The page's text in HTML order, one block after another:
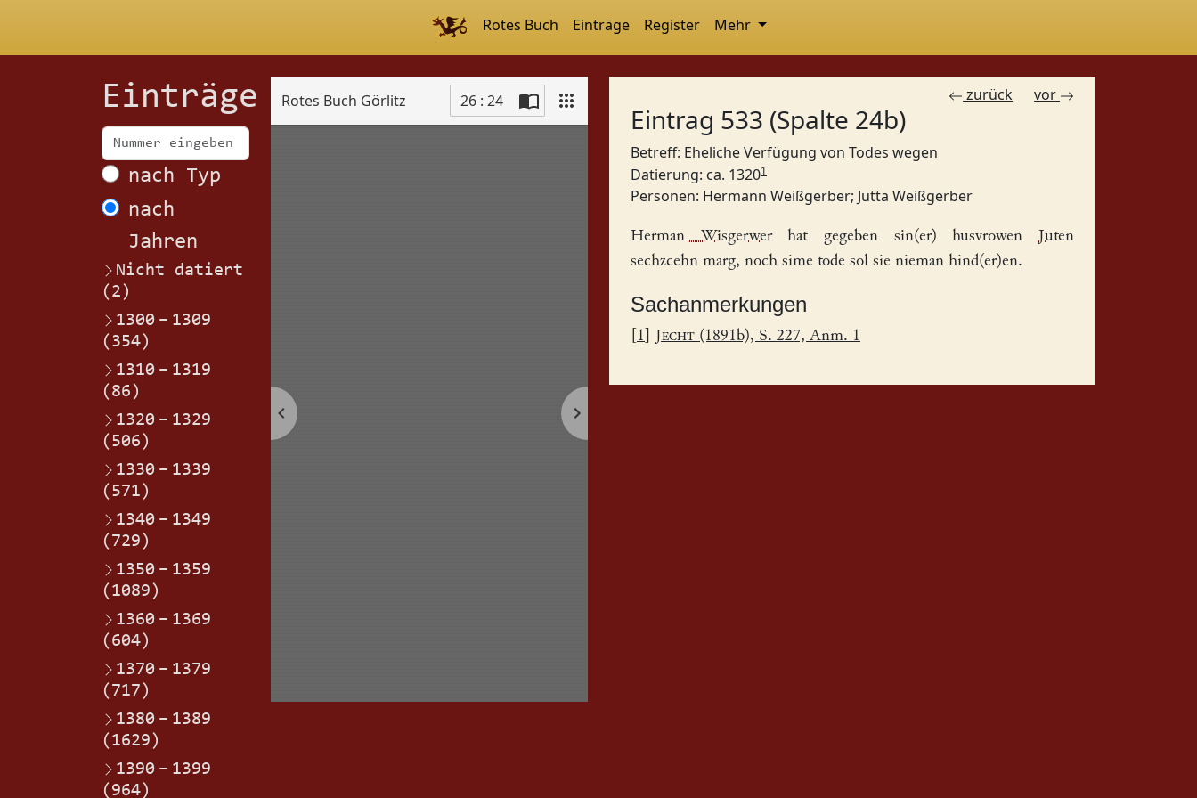
Rotes Buch Einträge Register Mehr
Einträge
nach Typ
nach
Jahren
Nicht datiert
(2)
1300 – 1309
(354)
1310 – 1319
(86)
1320 – 1329
(506)
1330 – 1339
(571)
1340 – 1349
(729)
1350 – 1359
(1089)
1360 – 1369
(604)
1370 – 1379
(717)
1380 – 1389
(1629)
1390 – 1399
(964)
Rotes Buch Görlitz 26 : 24 zurück vor
Eintrag 533 (Spalte 24b)
Betreff: Eheliche Verfügung von Todes wegen
Datierung: ca. 13201
Personen: Hermann Weißgerber; Jutta Weißgerber
Herman Wisgerwerhat gegeben sin(er) husvrowenJuten
sechzcehn marg, noch sime tode sol sie nieman hind(er)en.
Sachanmerkungen
1 Jecht (1891b), S. 227, Anm. 1